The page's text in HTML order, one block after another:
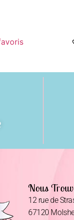
Nous
12 rue de
67120